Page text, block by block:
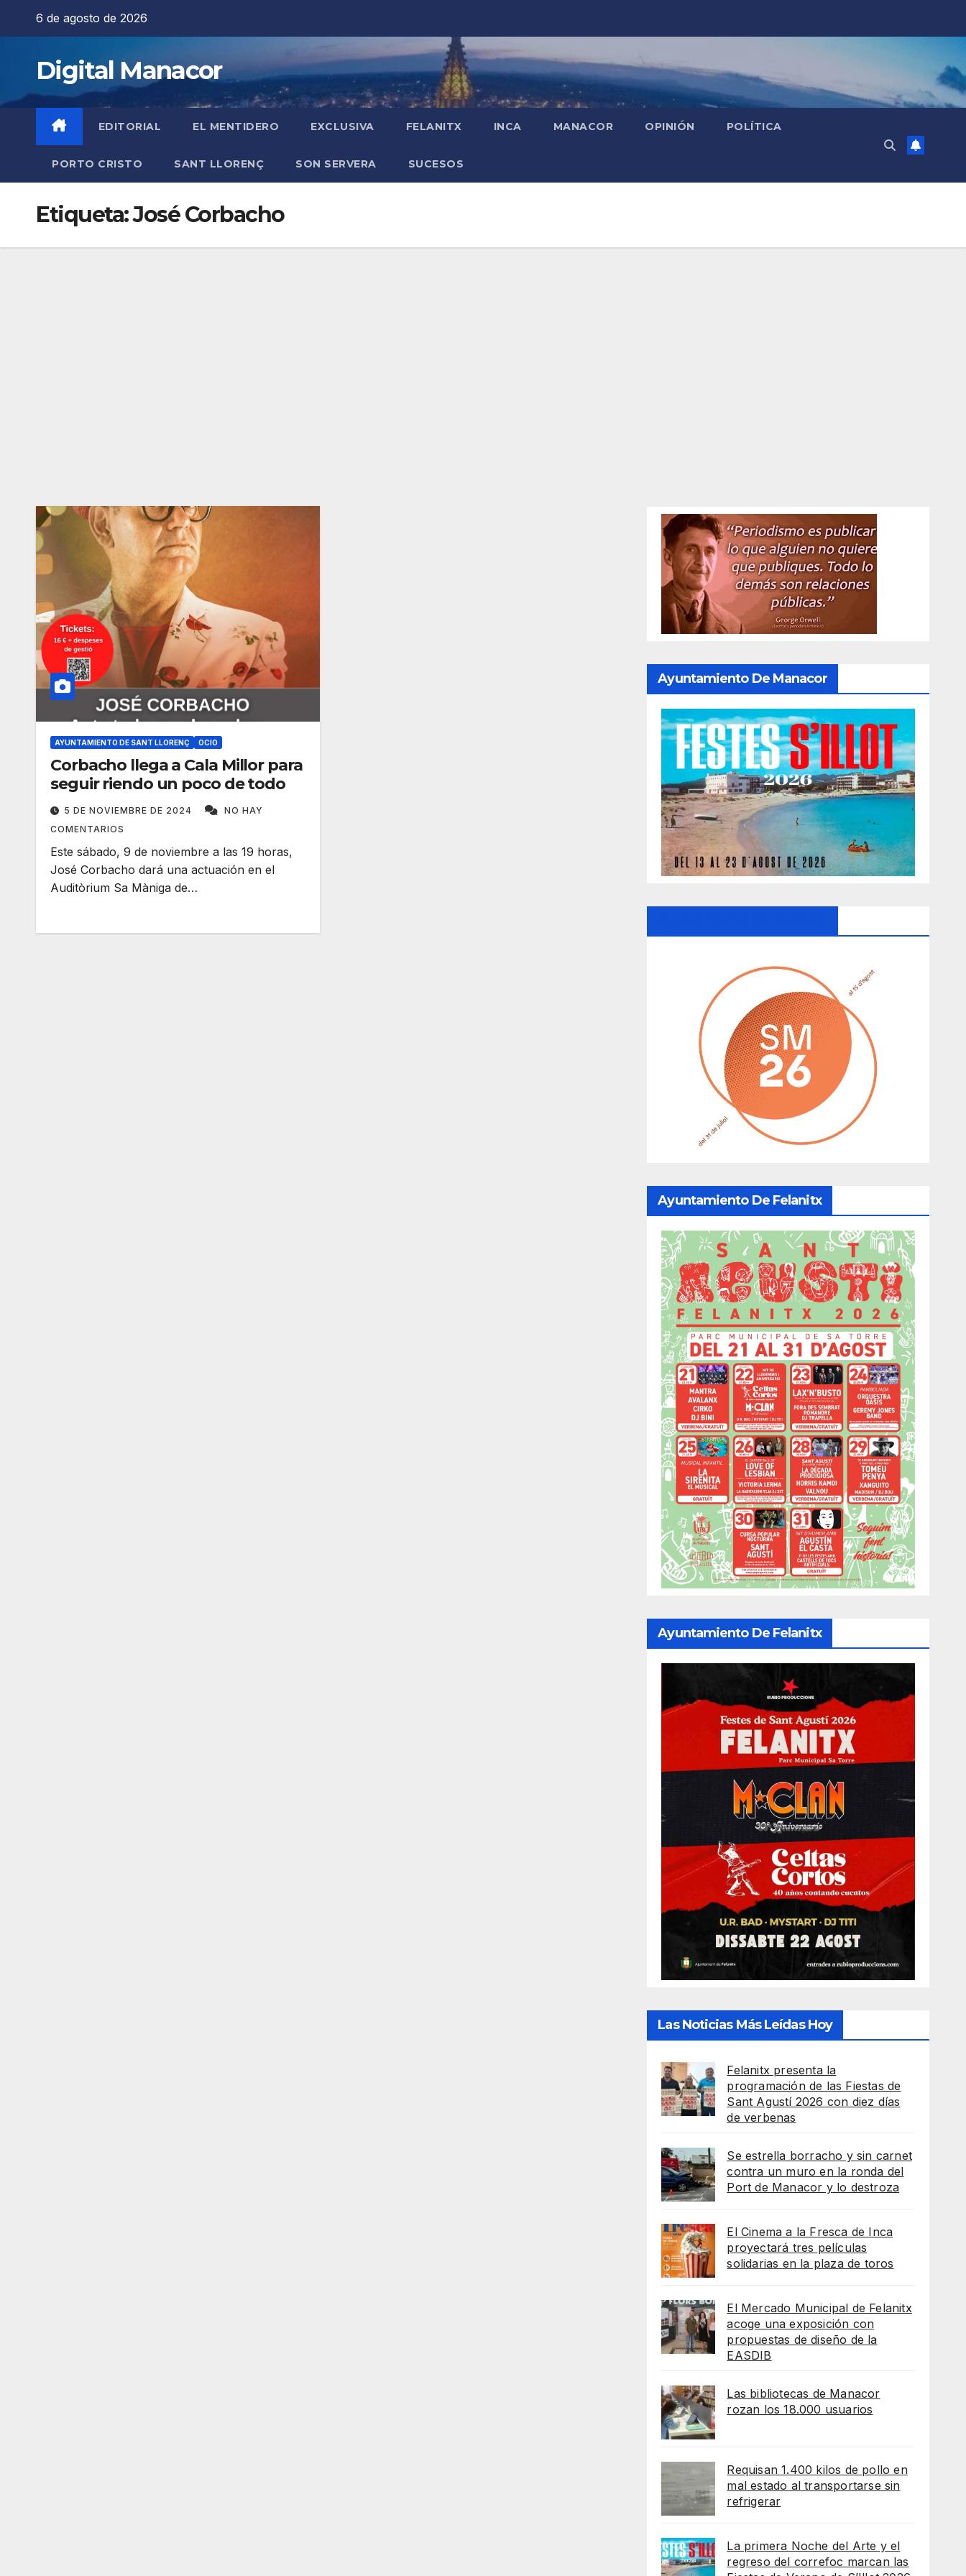
6 de agosto de 2026
Digital Manacor
EDITORIAL EL MENTIDERO EXCLUSIVA FELANITX INCA MANACOR OPINIÓN POLÍTICA
PORTO CRISTO SANT LLORENÇ SON SERVERA SUCESOS
Etiqueta:José Corbacho
AYUNTAMIENTO DE SANT LLORENÇ OCIO
Corbacho llega a Cala Millor para
seguir riendo un poco de todo
5 DE NOVIEMBRE DE 2024
NO HAY
COMENTARIOS
Este sábado, 9 de noviembre a las 19 horas,
José Corbacho dará una actuación en el
Auditòrium Sa Màniga de…
Ayuntamiento De Manacor
Ayuntamiento De Felanitx
Ayuntamiento De Felanitx
Las Noticias Más Leídas Hoy
Felanitx presenta la
programación de las Fiestas de
Sant Agustí 2026 con diez días
de verbenas
Se estrella borracho y sin carnet
contra un muro en la ronda del
Port de Manacor y lo destroza
El Cinema a la Fresca de Inca
proyectará tres películas
solidarias en la plaza de toros
El Mercado Municipal de Felanitx
acoge una exposición con
propuestas de diseño de la
EASDIB
Las bibliotecas de Manacor
rozan los 18.000 usuarios
Requisan 1.400 kilos de pollo en
mal estado al transportarse sin
refrigerar
La primera Noche del Arte y el
regreso del correfoc marcan las